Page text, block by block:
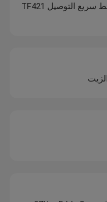
عقدة سبيكة الألومنيوم نوع ربط سريع التوصيل TF421